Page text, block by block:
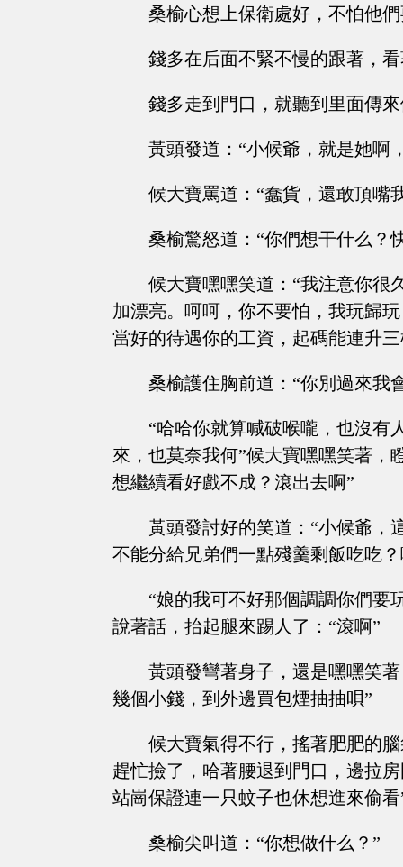
桑榆心想上保衛處好，不怕他
錢多在后面不緊不慢的跟著，
錢多走到門口，就聽到里面傳
黃頭發道：“小候爺，就是她啊
候大寶罵道：“蠢貨，還敢頂嘴
桑榆驚怒道：“你們想干什么？
候大寶嘿嘿笑道：“我注意你很
加漂亮。呵呵，你不要怕，我玩歸
當好的待遇你的工資，起碼能連升三
桑榆護住胸前道：“你別過來我
“哈哈你就算喊破喉嚨，也沒有
來，也莫奈我何”候大寶嘿嘿笑著，
想繼續看好戲不成？滾出去啊”
黃頭發討好的笑道：“小候爺，
不能分給兄弟們一點殘羹剩飯吃吃
“娘的我可不好那個調調你們要
說著話，抬起腿來踢人了：“滾啊”
黃頭發彎著身子，還是嘿嘿笑
幾個小錢，到外邊買包煙抽抽唄”
候大寶氣得不行，搖著肥肥的
趕忙撿了，哈著腰退到門口，邊拉
站崗保證連一只蚊子也休想進來偷看
桑榆尖叫道：“你想做什么？”